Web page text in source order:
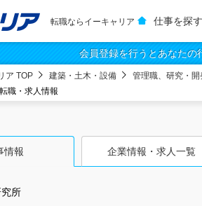
転職ならイーキャリア 仕事を探す
会員登録を行うとあなたの
ア TOP 建築・土木・設備 管理職、研究・
職・求人情報
情報 企業情報・求人一覧
所